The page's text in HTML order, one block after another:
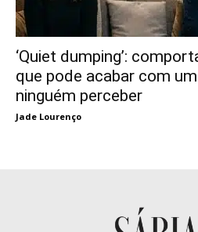
‘Quiet dumping’:
que pode acabar com
ninguém perceber
Jade Lourenço